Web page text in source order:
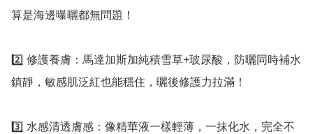
算是海邊曝曬都無問題！
2️⃣ 修護養膚：馬達加斯加純積雪草+玻尿酸，防曬同時補水
鎮靜，敏感肌泛紅也能穩住，曬後修護力拉滿！
3️⃣ 水感清透膚感：像精華液一樣輕薄，一抹化水，完全不